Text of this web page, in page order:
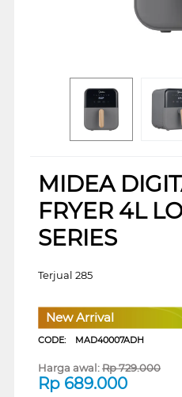
MIDEA
FRYER 4L
SERIES
Terjual 285
New Arrival
CODE: MAD40007ADH
Harga awal:Rp729.000
Rp 689.000